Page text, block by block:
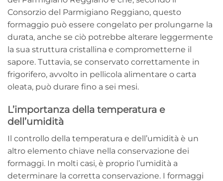
Consorzio del Parmigiano Reggiano, questo
formaggio può essere congelato per prolungarne la
durata, anche se ciò potrebbe alterare leggermente
la sua struttura cristallina e comprometterne il
sapore. Tuttavia, se conservato correttamente in
frigorifero, avvolto in pellicola alimentare o carta
oleata, può durare fino a sei mesi.
L’importanza della temperatura e
dell’umidità
Il controllo della temperatura e dell’umidità è un
altro elemento chiave nella conservazione dei
formaggi. In molti casi, è proprio l’umidità a
determinare la corretta conservazione. I formaggi